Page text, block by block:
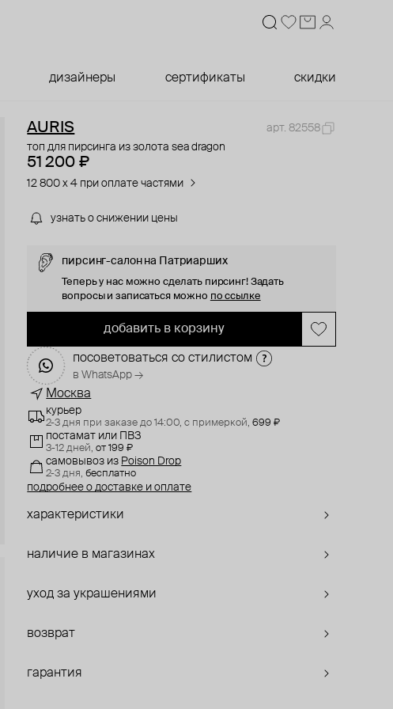
дизайнеры сертификаты скидки
AURIS
арт. 82558
топ для пирсинга из золота sea dragon
51 200 ₽
12 800 x 4 при оплате частями
узнать о снижении цены
пирсинг-салон на Патриарших
Теперь у нас можно сделать пирсинг! Задать
вопросы и записаться можно по ссылке
добавить в корзину
посоветоваться со стилистом
в WhatsApp →
Москва
курьер
2-3 дня при заказе до 14:00,с примеркой, 699 ₽
постамат или ПВЗ
3-12 дней,от 199 ₽
самовывоз из Poison Drop
2-3 дня,бесплатно
подробнее о доставке и оплате
характеристики
наличие в магазинах
уход за украшениями
возврат
гарантия